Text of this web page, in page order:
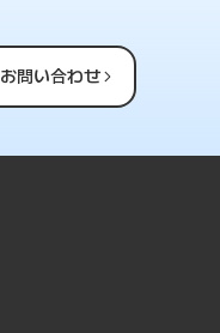
お問い合わせ